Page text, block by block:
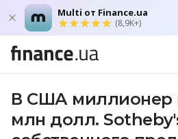
Multi от Finance.ua
(8,9K+)
В США миллионер
млн долл.